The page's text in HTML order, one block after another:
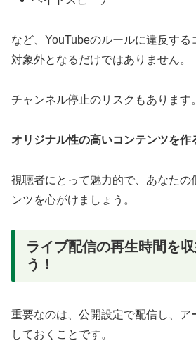
など、YouTubeのルールに違反す
対象外となるだけではありません。
チャンネル停止のリスクもあります。
オリジナル性の高いコンテンツを作
視聴者にとって魅力的で、あなたの
ンツを心がけましょう。
ライブ配信の再生時間を
う！
重要なのは、公開設定で配信し、ア
しておくことです。